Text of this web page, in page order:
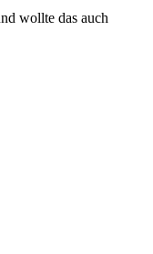
wollte das auch